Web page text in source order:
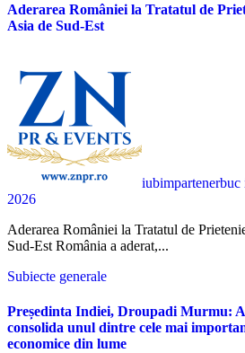
Aderarea României la Tratatul de
Asia de Sud-Est
2026
Aderarea României la Tratatul de Prietenie și Cooperare în Asia de
Sud-Est România a aderat,...
Subiecte generale
Președinta Indiei, Droupadi Murmu:
consolida unul dintre cele mai
economice din lume